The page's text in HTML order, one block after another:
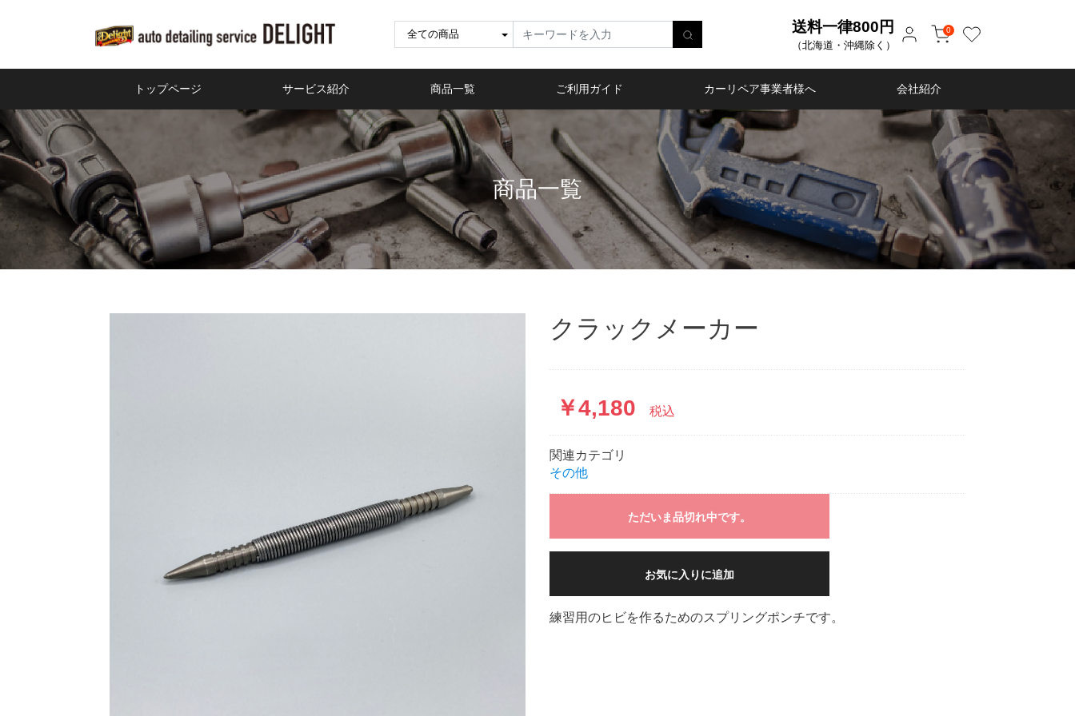
送料一律800円
（北海道・沖縄除く）
0
トップページ サービス紹介 商品一覧 ご利用ガイド カーリペア事業者様へ 会社紹介
商品一覧
クラックメーカー
￥4,180 税込
関連カテゴリ
その他
ただいま品切れ中です。
お気に入りに追加
練習用のヒビを作るためのスプリングポンチです。